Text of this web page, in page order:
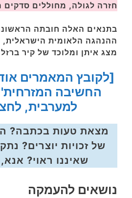
חזרה לגולה, מחוללים סדקים
בתנאים האלה חובתה
ההנהגה הלאומית
מצג איתן ומלוכד של קיר ברזל
[לקובץ המאמרים
החשיבה
למערבית,
מצאת טעות בכתבה?
של זכויות יוצרים?
שאיננו ראוי? אנא,
נושאים להעמקה